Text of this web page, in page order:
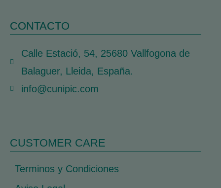
CONTACTO
Calle Estació, 54, 25680 Vallfogona de
Balaguer, Lleida, España.
info@cunipic.com
CUSTOMER CARE
Terminos y Condiciones